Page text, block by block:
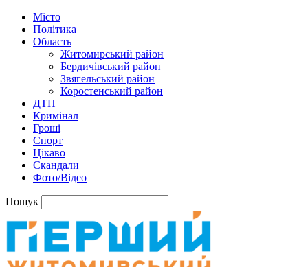
Місто
Політика
Область
Житомирський район
Бердичівський район
Звягельський район
Коростенський район
ДТП
Кримінал
Гроші
Спорт
Цікаво
Скандали
Фото/Відео
Пошук